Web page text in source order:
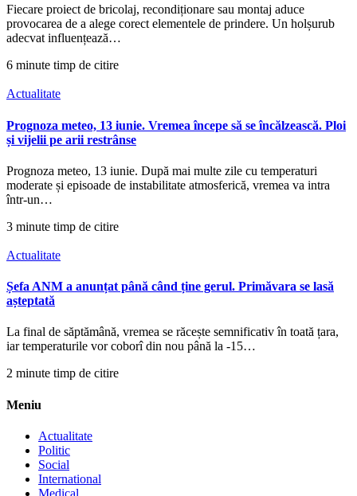
Fiecare proiect de bricolaj, recondiționare sau montaj aduce
provocarea de a alege corect elementele de prindere. Un holșurub
adecvat influențează…
6 minute timp de citire
Actualitate
Prognoza meteo, 13 iunie. Vremea începe să se încălzească. Ploi
și vijelii pe arii restrânse
Prognoza meteo, 13 iunie. După mai multe zile cu temperaturi
moderate și episoade de instabilitate atmosferică, vremea va intra
într-un…
3 minute timp de citire
Actualitate
Șefa ANM a anunțat până când ține gerul. Primăvara se lasă
așteptată
La final de săptămână, vremea se răcește semnificativ în toată țara,
iar temperaturile vor coborî din nou până la -15…
2 minute timp de citire
Meniu
Actualitate
Politic
Social
International
Medical